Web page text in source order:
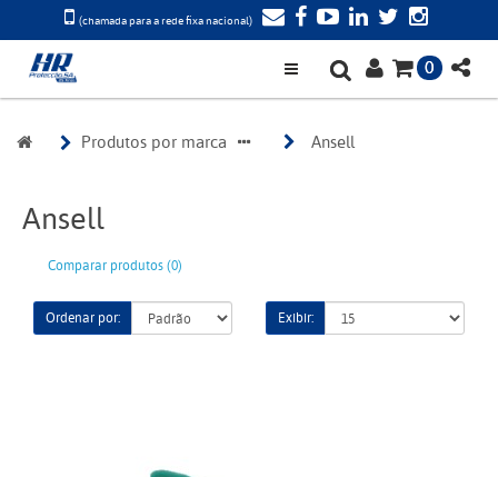
(chamada para a rede fixa nacional)
0
Produtos por marca Ansell
Ansell
Comparar produtos (0)
Ordenar por: Exibir: